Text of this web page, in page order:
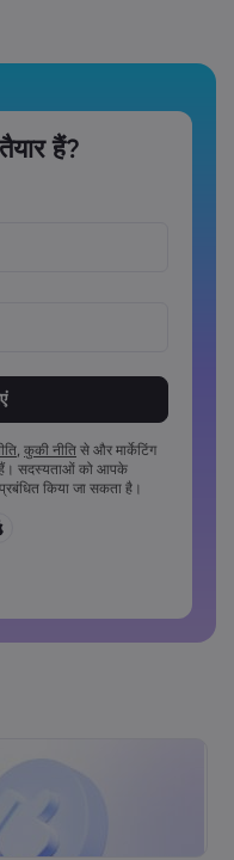
हैं?
होना चाहिए
होना चाहिए
, कुकी नीति से और मार्केटिंग
हैं। सदस्यताओं को आपके
किया जा सकता है।